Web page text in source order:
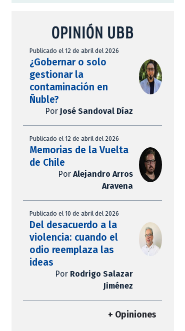
OPINIÓN UBB
Publicado el 12 de abril del 2026
¿Gobernar o solo
gestionar la
contaminación en
Ñuble?
Por José Sandoval Díaz
Publicado el 12 de abril del 2026
Memorias de la Vuelta
de Chile
Por Alejandro Arros
Aravena
Publicado el 10 de abril del 2026
Del desacuerdo a la
violencia: cuando el
odio reemplaza las
ideas
Por Rodrigo Salazar
Jiménez
+ Opiniones